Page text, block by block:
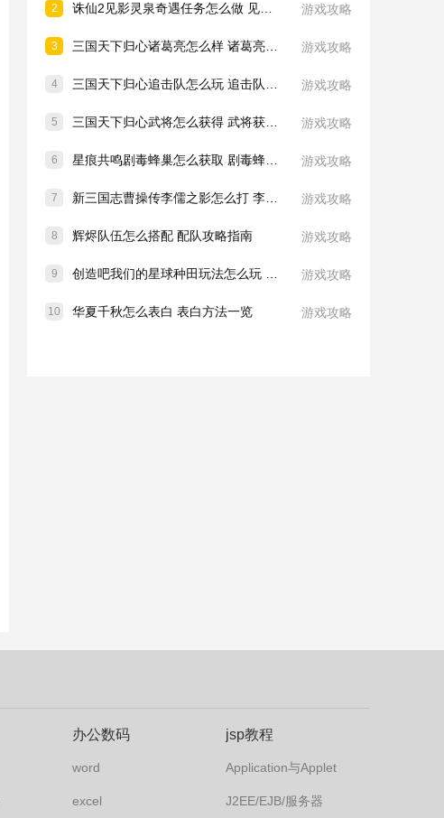
2 游戏攻略
3 游戏攻略
4 游戏攻略
5 游戏攻略
6 游戏攻略
7 游戏攻略
8 辉烬队伍怎么搭配 配队攻略指南 游戏攻略
9 游戏攻略
10 华夏千秋怎么表白 表白方法一览 游戏攻略
办公数码
word
excel
jsp教程
Application与Applet
J2EE/EJB/服务器